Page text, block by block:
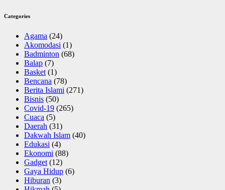
Categories
Agama (24)
Akomodasi (1)
Badminton (68)
Balap (7)
Basket (1)
Bencana (78)
Berita Islami (271)
Bisnis (50)
Covid-19 (265)
Cuaca (5)
Daerah (31)
Dakwah Islam (40)
Edukasi (4)
Ekonomi (88)
Gadget (12)
Gaya Hidup (6)
Hiburan (3)